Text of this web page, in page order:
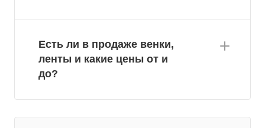
Есть ли в продаже венки,
ленты и какие цены от и
до?